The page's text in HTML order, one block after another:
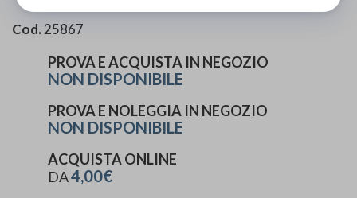
Cod. 25867
PROVA E ACQUISTA IN NEGOZIO
NON DISPONIBILE
PROVA E NOLEGGIA IN NEGOZIO
NON DISPONIBILE
ACQUISTA ONLINE
DA4,00€